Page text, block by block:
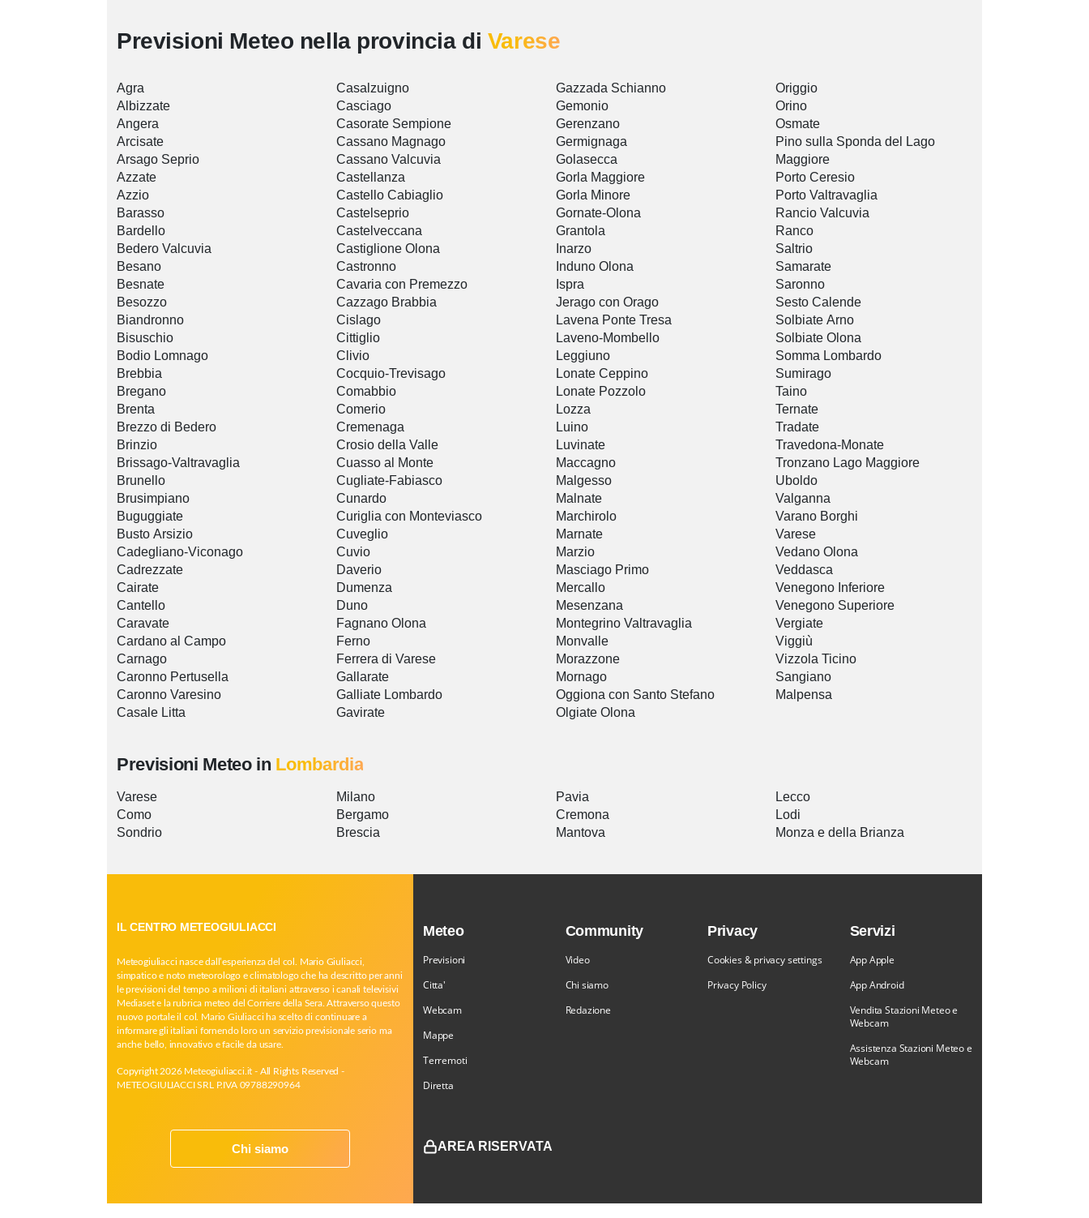
Previsioni Meteo nella provincia di Varese
Agra
Albizzate
Angera
Arcisate
Arsago Seprio
Azzate
Azzio
Barasso
Bardello
Bedero Valcuvia
Besano
Besnate
Besozzo
Biandronno
Bisuschio
Bodio Lomnago
Brebbia
Bregano
Brenta
Brezzo di Bedero
Brinzio
Brissago-Valtravaglia
Brunello
Brusimpiano
Buguggiate
Busto Arsizio
Cadegliano-Viconago
Cadrezzate
Cairate
Cantello
Caravate
Cardano al Campo
Carnago
Caronno Pertusella
Caronno Varesino
Casale Litta
Casalzuigno
Casciago
Casorate Sempione
Cassano Magnago
Cassano Valcuvia
Castellanza
Castello Cabiaglio
Castelseprio
Castelveccana
Castiglione Olona
Castronno
Cavaria con Premezzo
Cazzago Brabbia
Cislago
Cittiglio
Clivio
Cocquio-Trevisago
Comabbio
Comerio
Cremenaga
Crosio della Valle
Cuasso al Monte
Cugliate-Fabiasco
Cunardo
Curiglia con Monteviasco
Cuveglio
Cuvio
Daverio
Dumenza
Duno
Fagnano Olona
Ferno
Ferrera di Varese
Gallarate
Galliate Lombardo
Gavirate
Gazzada Schianno
Gemonio
Gerenzano
Germignaga
Golasecca
Gorla Maggiore
Gorla Minore
Gornate-Olona
Grantola
Inarzo
Induno Olona
Ispra
Jerago con Orago
Lavena Ponte Tresa
Laveno-Mombello
Leggiuno
Lonate Ceppino
Lonate Pozzolo
Lozza
Luino
Luvinate
Maccagno
Malgesso
Malnate
Marchirolo
Marnate
Marzio
Masciago Primo
Mercallo
Mesenzana
Montegrino Valtravaglia
Monvalle
Morazzone
Mornago
Oggiona con Santo Stefano
Olgiate Olona
Origgio
Orino
Osmate
Pino sulla Sponda del Lago
Maggiore
Porto Ceresio
Porto Valtravaglia
Rancio Valcuvia
Ranco
Saltrio
Samarate
Saronno
Sesto Calende
Solbiate Arno
Solbiate Olona
Somma Lombardo
Sumirago
Taino
Ternate
Tradate
Travedona-Monate
Tronzano Lago Maggiore
Uboldo
Valganna
Varano Borghi
Varese
Vedano Olona
Veddasca
Venegono Inferiore
Venegono Superiore
Vergiate
Viggiù
Vizzola Ticino
Sangiano
Malpensa
Previsioni Meteo in Lombardia
Varese
Como
Sondrio
Milano
Bergamo
Brescia
Pavia
Cremona
Mantova
Lecco
Lodi
Monza e della Brianza
IL CENTRO METEOGIULIACCI
Meteogiuliacci nasce dall’esperienza del col. Mario Giuliacci,
simpatico e noto meteorologo e climatologo che ha descritto per anni
le previsioni del tempo a milioni di italiani attraverso i canali televisivi
Mediaset e la rubrica meteo del Corriere della Sera. Attraverso questo
nuovo portale il col. Mario Giuliacci ha scelto di continuare a
informare gli italiani fornendo loro un servizio previsionale serio ma
anche bello, innovativo e facile da usare.
Copyright 2026 Meteogiuliacci.it - All Rights Reserved -
METEOGIULIACCI SRL P.IVA 09788290964
Chi siamo
Meteo
Previsioni
Citta'
Webcam
Mappe
Terremoti
Diretta
Community
Video
Chi siamo
Redazione
Privacy
Cookies & privacy settings
Privacy Policy
Servizi
App Apple
App Android
Vendita Stazioni Meteo e
Webcam
Assistenza Stazioni Meteo e
Webcam
AREA RISERVATA